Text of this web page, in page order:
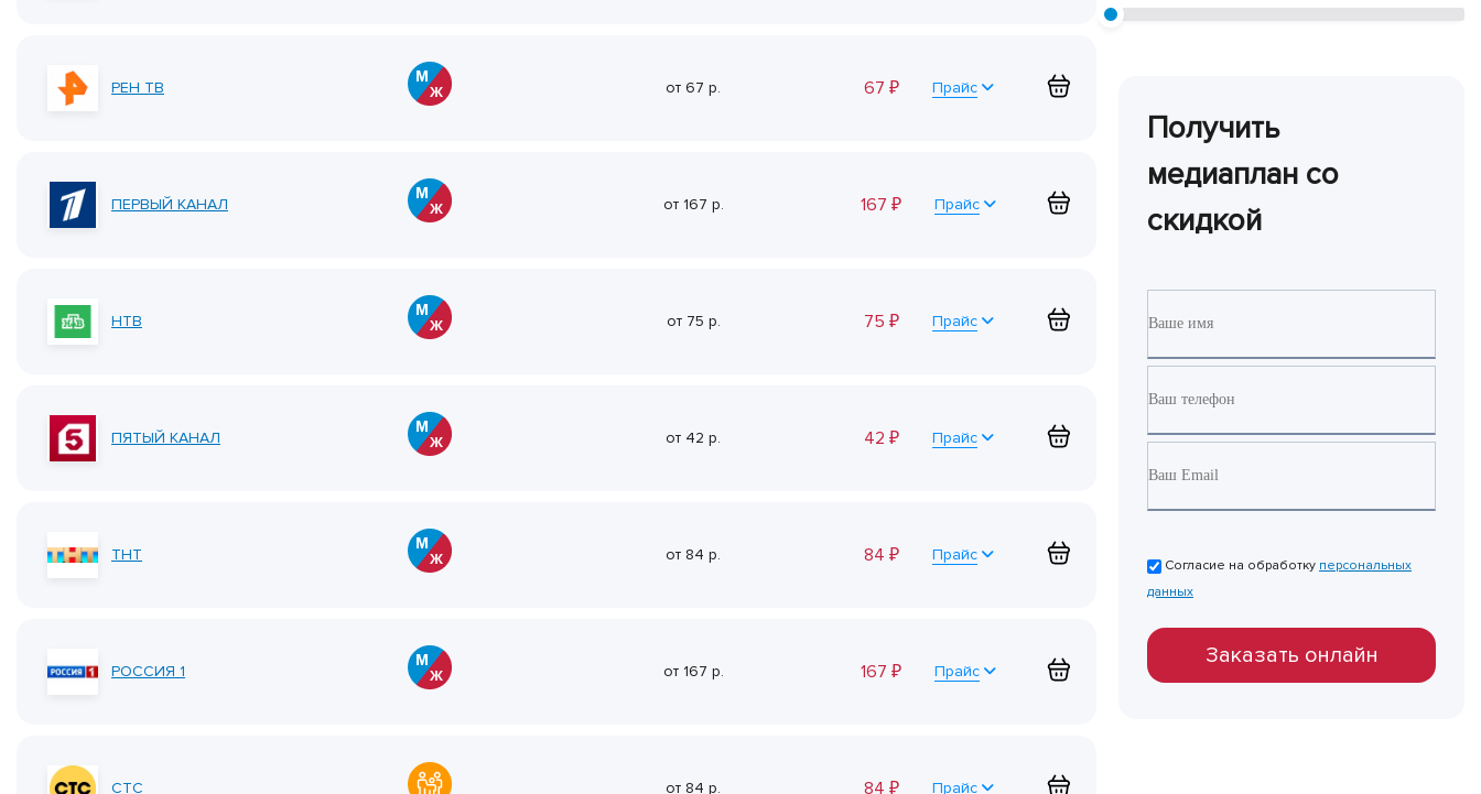
РЕН ТВ от67 р. 67 ₽ Прайс
ПЕРВЫЙ КАНАЛ от 167 р. 167 ₽ Прайс
НТВ от 75 р. 75 ₽ Прайс
ПЯТЫЙ КАНАЛ от 42 р. 42 ₽ Прайс
ТНТ от 84 р. 84 ₽ Прайс
РОССИЯ 1 от 167 р. 167 ₽ Прайс
СТС от 84 р. 84 ₽ Прайс
Получить
медиаплан со
скидкой
Согласие на обработку персональных
данных
Заказать онлайн